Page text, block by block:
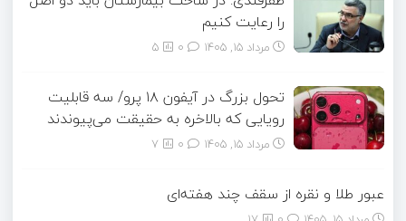
را رعایت کنیم
مرداد ۱۵, ۱۴۰۵ 5
تحول بزرگ در آیفون ۱۸ پرو/ سه قابلیت
رویایی که بالاخره به حقیقت می‌پیوندند
مرداد ۱۵, ۱۴۰۵ 7
عبور طلا و نقره از سقف چند هفته‌ای